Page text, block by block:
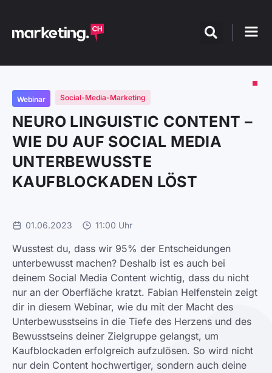
Webinar Social-Media-Marketing
NEURO LINGUISTIC CONTENT –
WIE DU AUF SOCIAL MEDIA
UNTERBEWUSSTE
KAUFBLOCKADEN LÖST
01.06.2023 11:00 Uhr
Wusstest du, dass wir 95% der Entscheidungen
unterbewusst machen? Deshalb ist es auch bei
deinem Social Media Content wichtig, dass du nicht
nur an der Oberfläche kratzt. Fabian Helfenstein zeigt
dir in diesem Webinar, wie du mit der Macht des
Unterbewusstseins in die Tiefe des Herzens und des
Bewusstseins deiner Zielgruppe gelangst, um
Kaufblockaden erfolgreich aufzulösen. So wird nicht
nur dein Content hochwertiger, sondern auch deine